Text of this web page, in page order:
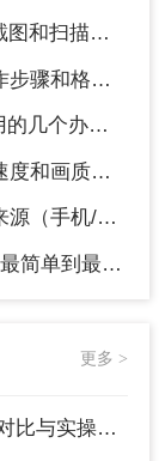
换精度差异！
保留对比！
个办法！
损失对比！
/截图）选！
业逐步升级！
更多 >
附详细表格）!